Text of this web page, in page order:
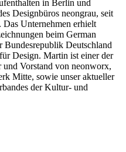
in Berlin und
Designbüros neongrau, seit
Das Unternehmen erhielt
beim German
Bundesrepublik Deutschland
Design. Martin ist einer der
Vorstand von neonworx,
Mitte, sowie unser aktueller
der Kultur- und